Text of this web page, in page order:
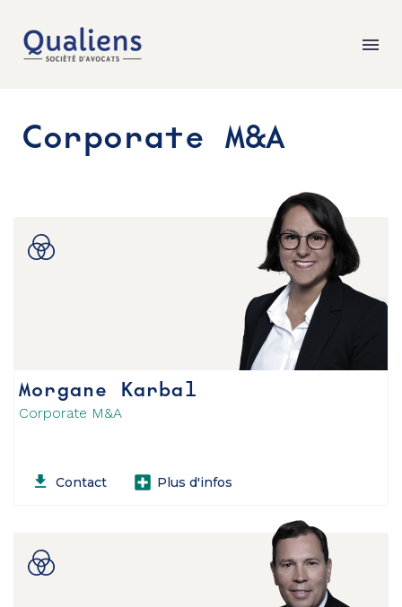
Corporate M&A
Morgane Karbal
Corporate M&A
Contact Plus d'infos